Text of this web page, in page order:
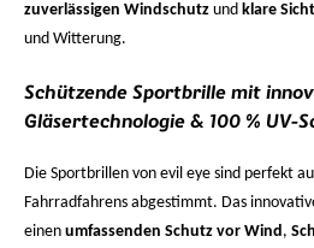
zuverlässigen Windschutz und klare Sicht
und Witterung.
Schützende Sportbrille mit
Gläsertechnologie & 100 % UV-
Die Sportbrillen von evil eye sind perfekt
Fahrradfahrens abgestimmt. Das
einen umfassenden Schutz vor Wind,